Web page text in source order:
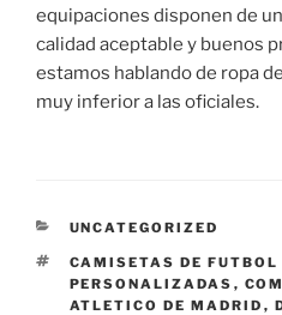
equipaciones disponen de
calidad aceptable y buenos
estamos hablando de ropa
muy inferior a las oficiales.
CATEGORÍAS
UNCATEGORIZED
ETIQUETAS
CAMISETAS DE FUTBOL
PERSONALIZADAS ,
ATLETICO DE MADRID ,